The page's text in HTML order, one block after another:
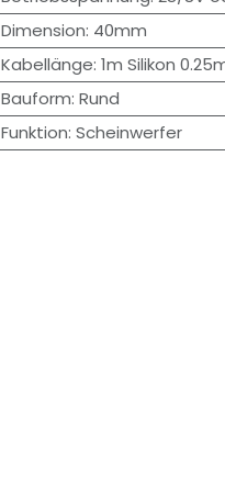
Dimension: 40mm
Kabellänge: 1m Silikon
Bauform: Rund
Funktion: Scheinwerfer